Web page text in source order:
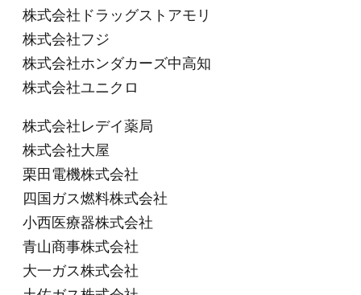
株式会社ドラッグストアモリ
株式会社フジ
株式会社ホンダカーズ中高知
株式会社ユニクロ
株式会社レデイ薬局
株式会社大屋
栗田電機株式会社
四国ガス燃料株式会社
小西医療器株式会社
青山商事株式会社
大一ガス株式会社